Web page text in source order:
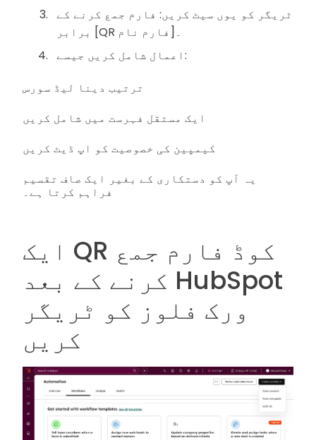
ٹریگر کو یوں سیٹ کریں: فارم جمع کرنے کے
برابر [QR فارم نام]۔
اعمال شامل کریں جیسے:
ترتیب دینا لیڈ سورس
ایک مستقل فہرست میں شامل کریں
کیمپین کی خصوصیت کو اپ ڈیٹ کریں
یہ آپ کو دستکاری کے بغیر ایک صاف تقسیم
فراہم کرتا ہے۔
ایک QR کوڈ فارم جمع
کرنے کے بعد HubSpot
ورک فلوز کو ٹریگر
کریں